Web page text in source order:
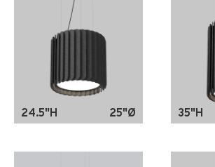
24.5"H 25"Ø 35"H